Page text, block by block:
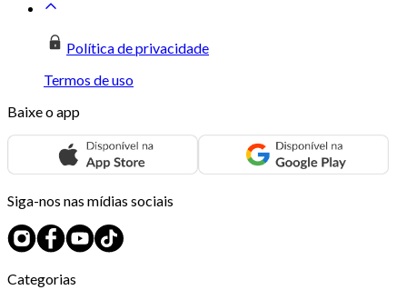
Política de privacidade
Termos de uso
Baixe o app
Siga-nos nas mídias sociais
Categorias